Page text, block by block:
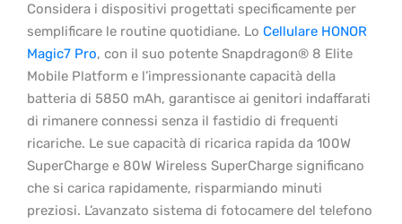
Considera i dispositivi progettati specificamente per
semplificare le routine quotidiane. Lo Cellulare HONOR
Magic7 Pro, con il suo potente Snapdragon® 8 Elite
Mobile Platform e l’impressionante capacità della
batteria di 5850 mAh, garantisce ai genitori indaffarati
di rimanere connessi senza il fastidio di frequenti
ricariche. Le sue capacità di ricarica rapida da 100W
SuperCharge e 80W Wireless SuperCharge significano
che si carica rapidamente, risparmiando minuti
preziosi. L’avanzato sistema di fotocamere del telefono